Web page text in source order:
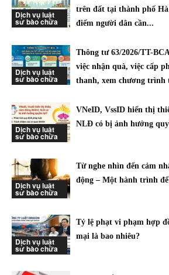
Dịch vụ luật
sư bào chữa
trên đất tại thành phố
điểm người dân cần...
Dịch vụ luật
sư bào chữa
Thông tư 63/2026/TT-
việc nhận quà, việc cấp
thanh, xem chương trình
Dịch vụ luật
sư bào chữa
VNeID, VssID hiển thị
NLĐ có bị ảnh hưởng
Dịch vụ luật
sư bào chữa
Từ nghe nhìn đến cảm
động – Một hành trình
Dịch vụ luật
sư bào chữa
Tỷ lệ phạt vi phạm hợp
mại là bao nhiêu?